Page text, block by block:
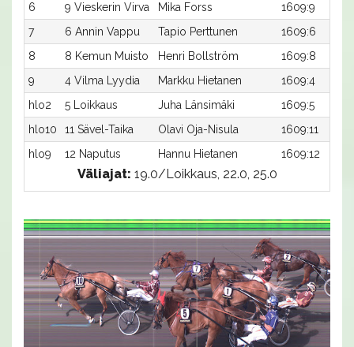
6
9 Vieskerin Virva Mika Forss
1609:9
7
6 Annin Vappu Tapio Perttunen
1609:6
8
8 Kemun Muisto Henri Bollström
1609:8
9
4 Vilma Lyydia Markku Hietanen
1609:4
hlo2
5 Loikkaus Juha Länsimäki
1609:5
hlo10
11 Sävel-Taika Olavi Oja-Nisula
1609:11
hlo9
12 Naputus Hannu Hietanen 1609:12
Väliajat: 19.0/Loikkaus, 22.0, 25.0